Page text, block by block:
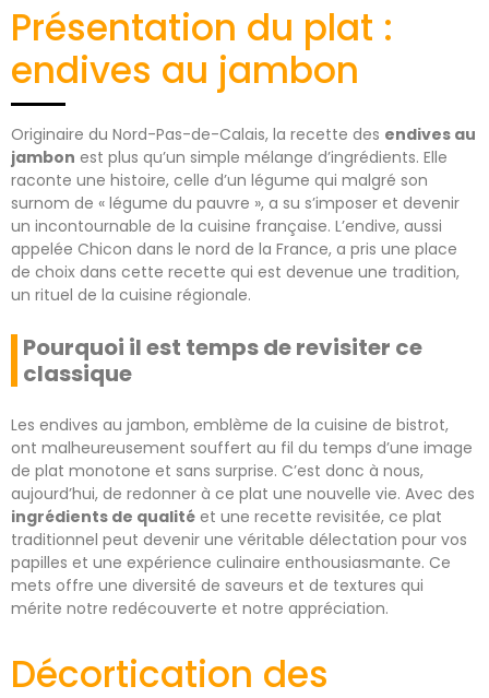
Présentation du plat :
endives au jambon
Originaire du Nord-Pas-de-Calais, la recette des endives au
jambon est plus qu’un simple mélange d’ingrédients. Elle
raconte une histoire, celle d’un légume qui malgré son
surnom de « légume du pauvre », a su s’imposer et devenir
un incontournable de la cuisine française. L’endive, aussi
appelée Chicon dans le nord de la France, a pris une place
de choix dans cette recette qui est devenue une tradition,
un rituel de la cuisine régionale.
Pourquoi il est temps de revisiter ce
classique
Les endives au jambon, emblème de la cuisine de bistrot,
ont malheureusement souffert au fil du temps d’une image
de plat monotone et sans surprise. C’est donc à nous,
aujourd’hui, de redonner à ce plat une nouvelle vie. Avec des
ingrédients de qualité et une recette revisitée, ce plat
traditionnel peut devenir une véritable délectation pour vos
papilles et une expérience culinaire enthousiasmante. Ce
mets offre une diversité de saveurs et de textures qui
mérite notre redécouverte et notre appréciation.
Décortication des